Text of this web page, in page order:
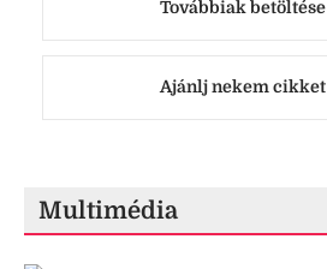
Továbbiak betöltése
Ajánlj nekem cikket
Multimédia